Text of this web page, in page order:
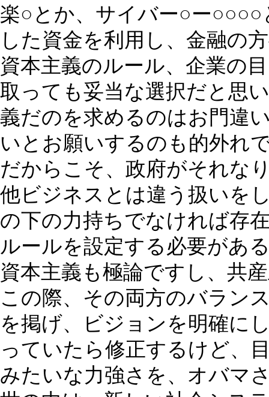
楽○とか、サイバー○ー
した資金を利用し、金融の
資本主義のルール、企業の
取っても妥当な選択だと思
義だのを求めるのはお門違
いとお願いするのも的外れ
だからこそ、政府がそれな
他ビジネスとは違う扱いを
の下の力持ちでなければ存
ルールを設定する必要があ
資本主義も極論ですし、共
この際、その両方のバラン
を掲げ、ビジョンを明確に
っていたら修正するけど、
みたいな力強さを、オバマ